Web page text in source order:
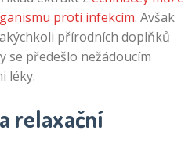
proti infekcím. Avšak
přírodních doplňků
se předešlo nežádoucím
léky.
relaxační